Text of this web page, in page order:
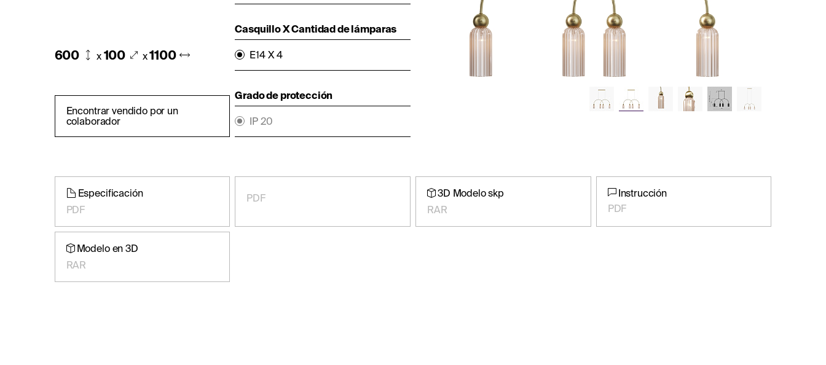
600 x 100 x1100
Encontrar vendido por un
colaborador
Casquillo X Cantidad de lámparas
E14 X 4
Grado de protección
IP 20
Especificación
PDF
PDF
3D Modelo skp
RAR
Instrucción
PDF
Modelo en 3D
RAR